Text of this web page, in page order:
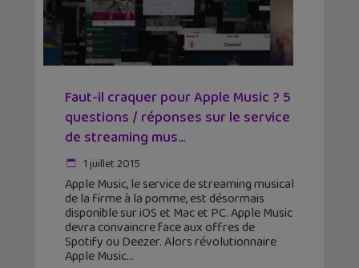
Faut-il craquer pour Apple Music ? 5
questions / réponses sur le service
de streaming mus...
1 juillet 2015
Apple Music, le service de streaming musical
de la firme à la pomme, est désormais
disponible sur iOS et Mac et PC. Apple Music
devra convaincre face aux offres de
Spotify ou Deezer. Alors révolutionnaire
Apple Music